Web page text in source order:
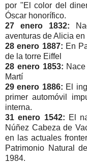
por "El color del
Óscar honorífico.
27 enero 1832:
aventuras de Alicia
28 enero 1887: En
de la torre Eiffel
28 enero 1853:
Martí
29 enero 1886: El
primer automóvil
interna.
31 enero 1542: El
Núñez Cabeza de
en las actuales
Patrimonio Natural
1984.